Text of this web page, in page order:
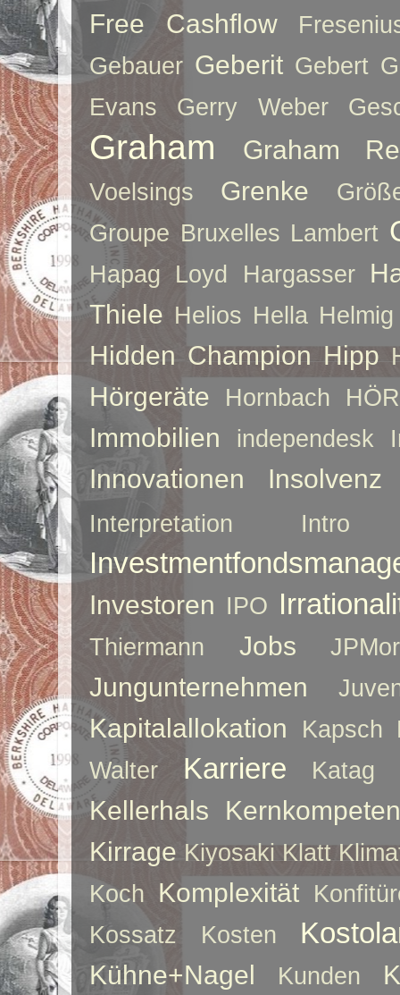
Free Cashflow
Gebauer Geberit Gebert
Evans
Gerry Weber
Graham Graham
Voelsings Grenke
Groupe Bruxelles Lambert
Hapag Loyd Hargasser
Thiele Helios Hella Helmig
Hidden Champion Hipp
Hörgeräte Hornbach
Immobilien independesk
Innovationen Insolvenz
Interpretation Intro
Investoren IPO
Thiermann Jobs
Jungunternehmen
Kapitalallokation Kapsch
Walter
Karriere Katag
Kellerhals
Kirrage Kiyosaki Klatt
Koch Komplexität
Kossatz
Kosten
Kühne+Nagel Kunden